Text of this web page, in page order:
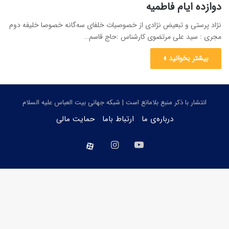
دوازده ایام فاطمیه
نژاد پرستی و تبعیض نژادی از خصوصیات خلفای سه‌گانه خصوصا خلیفه دوم
مجری : سید علی مرتضوی کارشناس :حاج قاسم…
بیشتر بخوانید »
انتشار با ذکر منبع بلامانع است | شبکه جهانی بیت العباس علیه السلام
درباره‌ی ما ارتباط باما حمایت مالی
یوتیوب اینستاگرام